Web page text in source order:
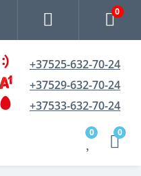
0
+37525-632-70-24
+37529-632-70-24
+37533-632-70-24
0 0